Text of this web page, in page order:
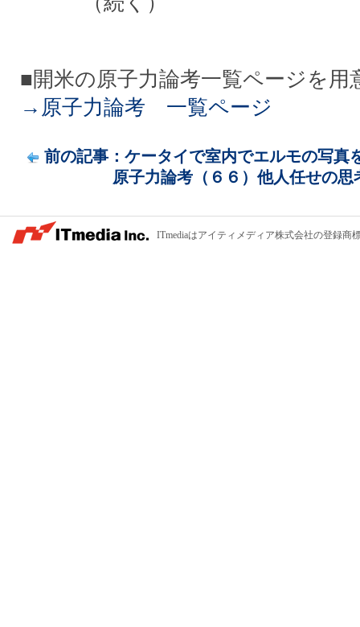
■開米の原子力論考一覧ページを用
→原子力論考 一覧ページ
前の記事：ケータイで室内でエルモの写真
原子力論考（６６）他人任せの思
ITmediaはアイティメディア株式会社の登録商